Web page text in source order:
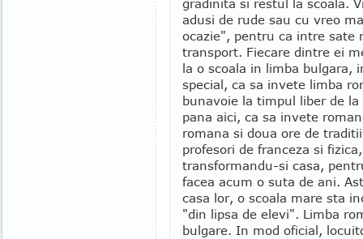
gradinita si restul la scoala.
adusi de rude sau cu vreo
ocazie", pentru ca intre sate
transport. Fiecare dintre ei
la o scoala in limba bulgara,
special, ca sa invete limba
bunavoie la timpul liber de
pana aici, ca sa invete
romana si doua ore de
profesori de franceza si
transformandu-si casa,
facea acum o suta de ani.
casa lor, o scoala mare sta
"din lipsa de elevi". Limba
bulgare. In mod oficial,